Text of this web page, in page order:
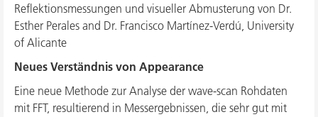
Reflektionsmessungen und visueller Abmusterung von Dr.
Esther Perales and Dr. Francisco Martínez-Verdú, University
of Alicante
Neues Verständnis von Appearance
Eine neue Methode zur Analyse der wave-scan Rohdaten
mit FFT, resultierend in Messergebnissen, die sehr gut mit